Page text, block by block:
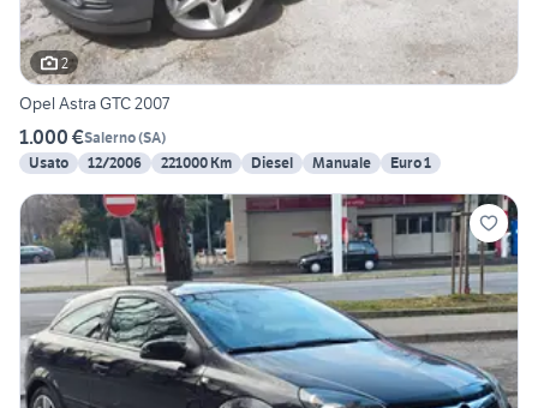
2
Opel Astra GTC 2007
1.000 €Salerno(SA)
Usato
12/2006 221000 Km Diesel Manuale Euro 1